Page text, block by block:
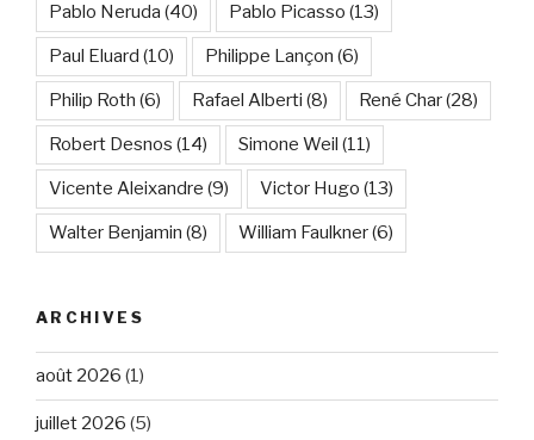
Pablo Neruda (40) Pablo Picasso (13)
Paul Eluard (10) Philippe Lançon (6)
Philip Roth (6) Rafael Alberti (8) René Char(28)
Robert Desnos (14) Simone Weil (11)
Vicente Aleixandre (9) Victor Hugo (13)
Walter Benjamin (8) William Faulkner(6)
ARCHIVES
août 2026 (1)
juillet 2026 (5)